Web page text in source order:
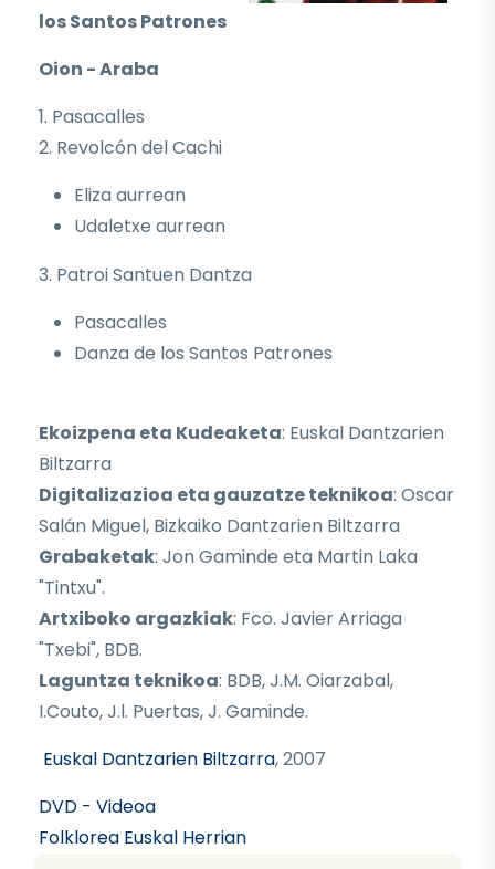
los Santos Patrones
Oion - Araba
1. Pasacalles
2. Revolcón del Cachi
Eliza aurrean
Udaletxe aurrean
3. Patroi Santuen Dantza
Pasacalles
Danza de los Santos Patrones
Ekoizpena eta Kudeaketa: Euskal Dantzarien
Biltzarra
Digitalizazioa eta gauzatze teknikoa: Oscar
Salán Miguel, Bizkaiko Dantzarien Biltzarra
Grabaketak: Jon Gaminde eta Martin Laka
"Tintxu".
Artxiboko argazkiak: Fco. Javier Arriaga
"Txebi", BDB.
Laguntza teknikoa: BDB, J.M. Oiarzabal,
I.Couto, J.l. Puertas, J. Gaminde.
Euskal Dantzarien Biltzarra, 2007
DVD - Videoa
Folklorea Euskal Herrian